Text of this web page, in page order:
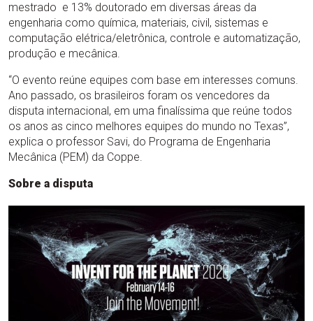
mestrado e 13% doutorado em diversas áreas da
engenharia como química, materiais, civil, sistemas e
computação elétrica/eletrônica, controle e automatização,
produção e mecânica.
“O evento reúne equipes com base em interesses comuns.
Ano passado, os brasileiros foram os vencedores da
disputa internacional, em uma finalíssima que reúne todos
os anos as cinco melhores equipes do mundo no Texas”,
explica o professor Savi, do Programa de Engenharia
Mecânica (PEM) da Coppe.
Sobre a disputa